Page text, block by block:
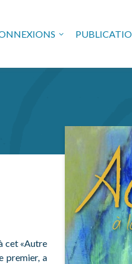
EN VAL
cet «Autre
premier, a